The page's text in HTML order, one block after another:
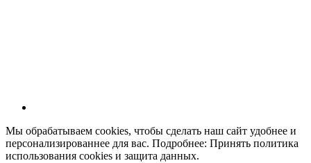
Мы обрабатываем cookies, чтобы сделать наш сайт удобнее и
персонализированнее для вас. Подробнее: Принять политика
использования cookies и защита данных.